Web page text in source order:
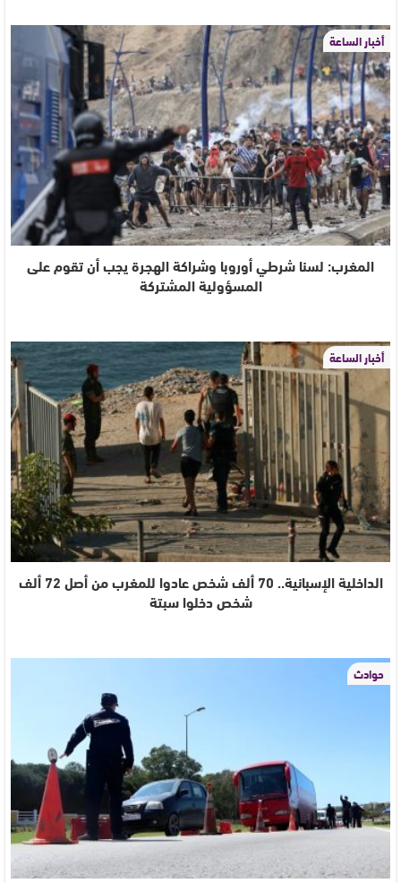
أخبار الساعة
المغرب: لسنا شرطي أوروبا وشراكة الهجرة يجب أن تقوم على
المسؤولية المشتركة
أخبار الساعة
الداخلية الإسبانية.. 70 ألف شخص عادوا للمغرب من أصل 72 ألف
شخص دخلوا سبتة
حوادث